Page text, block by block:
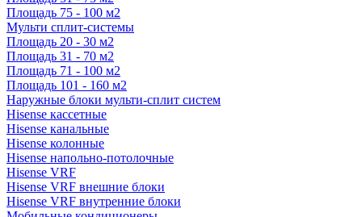
Площадь 75 - 100 м2
Мульти сплит-системы
Площадь 20 - 30 м2
Площадь 31 - 70 м2
Площадь 71 - 100 м2
Площадь 101 - 160 м2
Наружные блоки мульти-сплит систем
Hisense кассетные
Hisense канальные
Hisense колонные
Hisense напольно-потолочные
Hisense VRF
Hisense VRF внешние блоки
Hisense VRF внутренние блоки